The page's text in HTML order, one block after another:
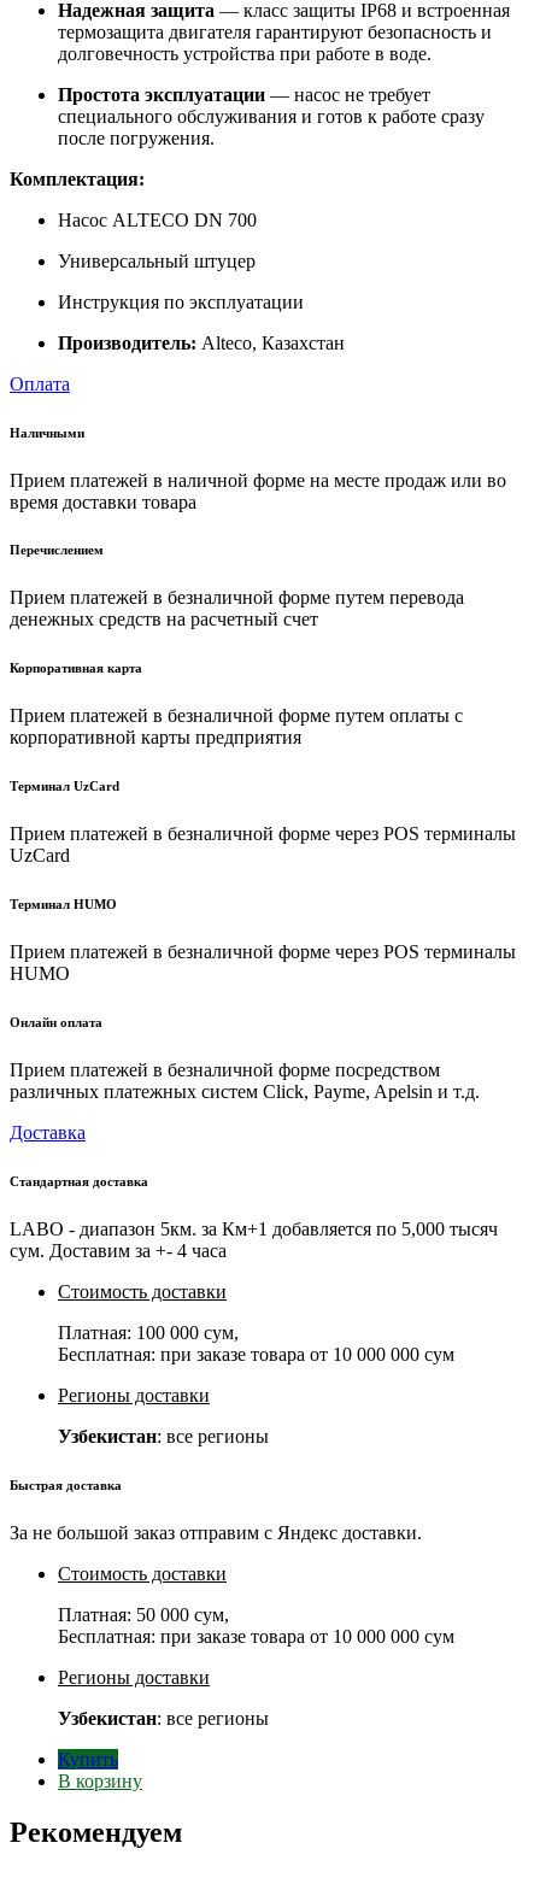
Надежная защита — класс защиты IP68 и встроенная
термозащита двигателя гарантируют безопасность и
долговечность устройства при работе в воде.
Простота эксплуатации — насос не требует
специального обслуживания и готов к работе сразу
после погружения.
Комплектация:
Насос ALTECO DN 700
Универсальный штуцер
Инструкция по эксплуатации
Производитель: Alteco, Казахстан
Оплата
Наличными
Прием платежей в наличной форме на месте продаж или во
время доставки товара
Перечислением
Прием платежей в безналичной форме путем перевода
денежных средств на расчетный счет
Корпоративная карта
Прием платежей в безналичной форме путем оплаты с
корпоративной карты предприятия
Терминал UzCard
Прием платежей в безналичной форме через POS терминалы
UzCard
Терминал HUMO
Прием платежей в безналичной форме через POS терминалы
HUMO
Онлайн оплата
Прием платежей в безналичной форме посредством
различных платежных систем Click, Payme, Apelsin и т.д.
Доставка
Стандартная доставка
LABO - диапазон 5км. за Км+1 добавляется по 5,000 тысяч
сум. Доставим за +- 4 часа
Стоимость доставки
Платная: 100 000 сум,
Бесплатная: при заказе товара от 10 000 000 сум
Регионы доставки
Узбекистан: все регионы
Быстрая доставка
За не большой заказ отправим с Яндекс доставки.
Стоимость доставки
Платная: 50 000 сум,
Бесплатная: при заказе товара от 10 000 000 сум
Регионы доставки
Узбекистан: все регионы
Купить
В корзину
Рекомендуем